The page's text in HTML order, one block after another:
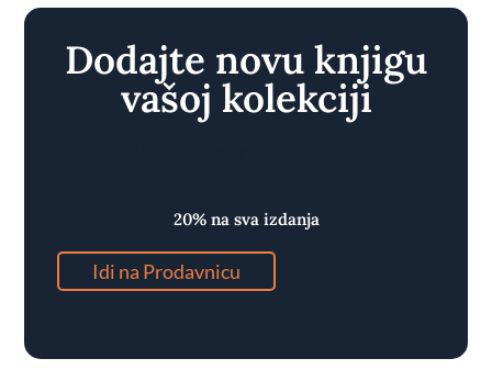
Dodajte novu knjigu
vašoj kolekciji
20% na sva izdanja
Idi na Prodavnicu